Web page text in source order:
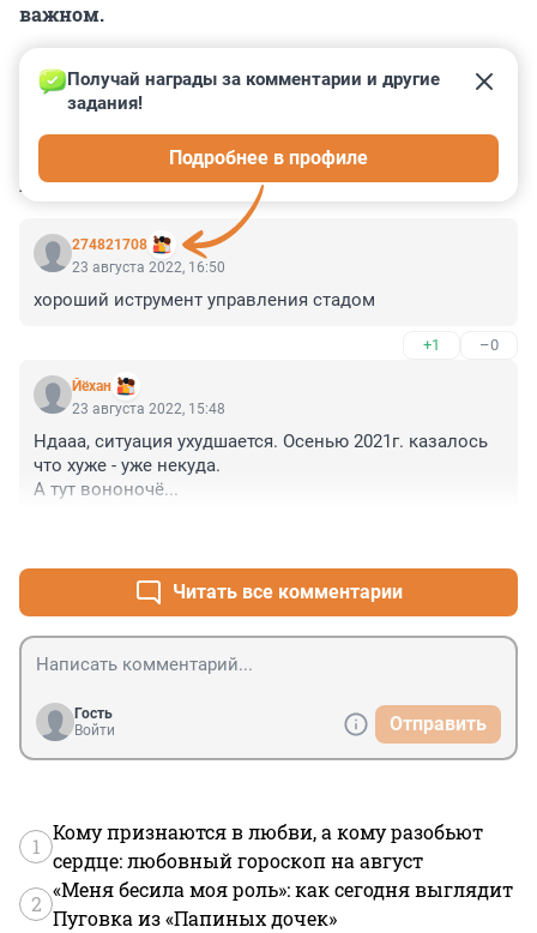
важном.
КОММЕНТАРИИ 2
274821708
Получай награды за комментарии и другие
задания!
Подробнее в профиле
23 августа 2022, 16:50
хороший иструмент управления стадом
+1 –0
Йёхан
23 августа 2022, 15:48
Ндааа, ситуация ухудшается. Осенью 2021г. казалось
что хуже - уже некуда.
А тут вононочё...
Читать все комментарии
Гость
Войти
Отправить
1
Кому признаются в любви, а кому разобьют
сердце: любовный гороскоп на август
2
«Меня бесила моя роль»: как сегодня выглядит
Пуговка из «Папиных дочек»